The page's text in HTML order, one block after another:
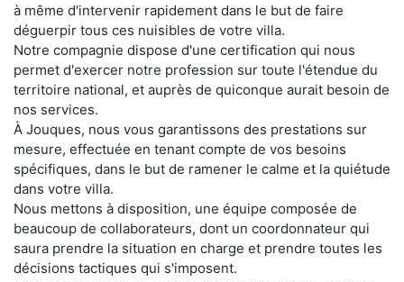
à même d'intervenir rapidement dans le but de faire
déguerpir tous ces nuisibles de votre villa.
Notre compagnie dispose d'une certification qui nous
permet d'exercer notre profession sur toute l'étendue du
territoire national, et auprès de quiconque aurait besoin de
nos services.
À Jouques, nous vous garantissons des prestations sur
mesure, effectuée en tenant compte de vos besoins
spécifiques, dans le but de ramener le calme et la quiétude
dans votre villa.
Nous mettons à disposition, une équipe composée de
beaucoup de collaborateurs, dont un coordonnateur qui
saura prendre la situation en charge et prendre toutes les
décisions tactiques qui s'imposent.